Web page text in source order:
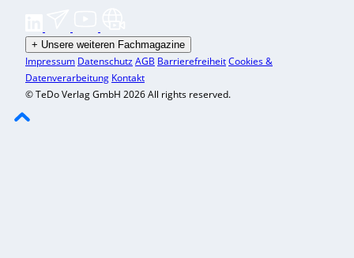
+ Unsere weiteren Fachmagazine
Impressum DatenschutzAGB BarrierefreiheitCookies &
Datenverarbeitung Kontakt
© TeDo Verlag GmbH 2026 All rights reserved.